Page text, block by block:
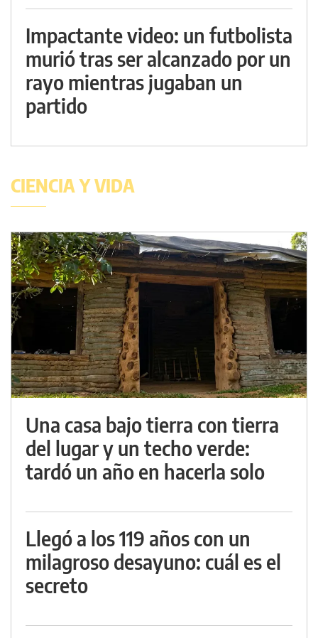
Impactante video: un futbolista
murió tras ser alcanzado por un
rayo mientras jugaban un
partido
CIENCIA Y VIDA
Una casa bajo tierra con tierra
del lugar y un techo verde:
tardó un año en hacerla solo
Llegó a los 119 años con un
milagroso desayuno: cuál es el
secreto